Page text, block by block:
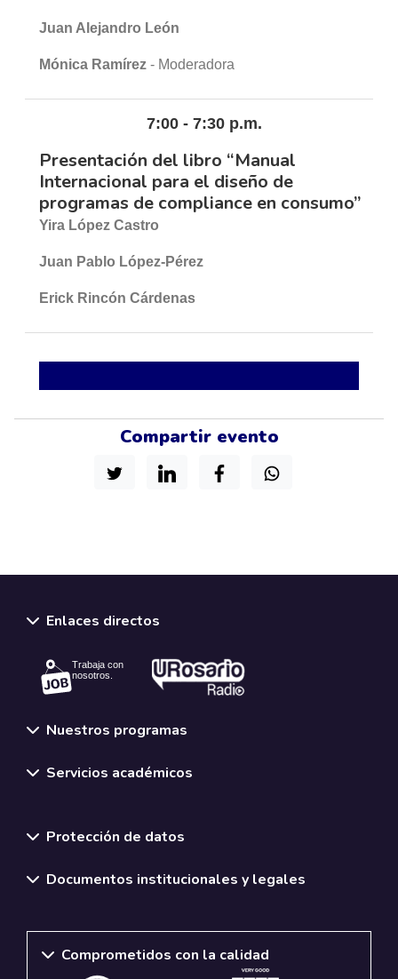
Compartir evento
Juan Alejandro León
Mónica Ramírez - Moderadora
7:00 - 7:30 p.m.
Presentación del libro “Manual
Internacional para el diseño de
programas de compliance en consumo”
Yira López Castro
Juan Pablo López-Pérez
Erick Rincón Cárdenas
Enlaces directos
Trabaja con
nosotros.
Nuestros programas
Servicios académicos
Protección de datos
Documentos institucionales y legales
Comprometidos con la calidad